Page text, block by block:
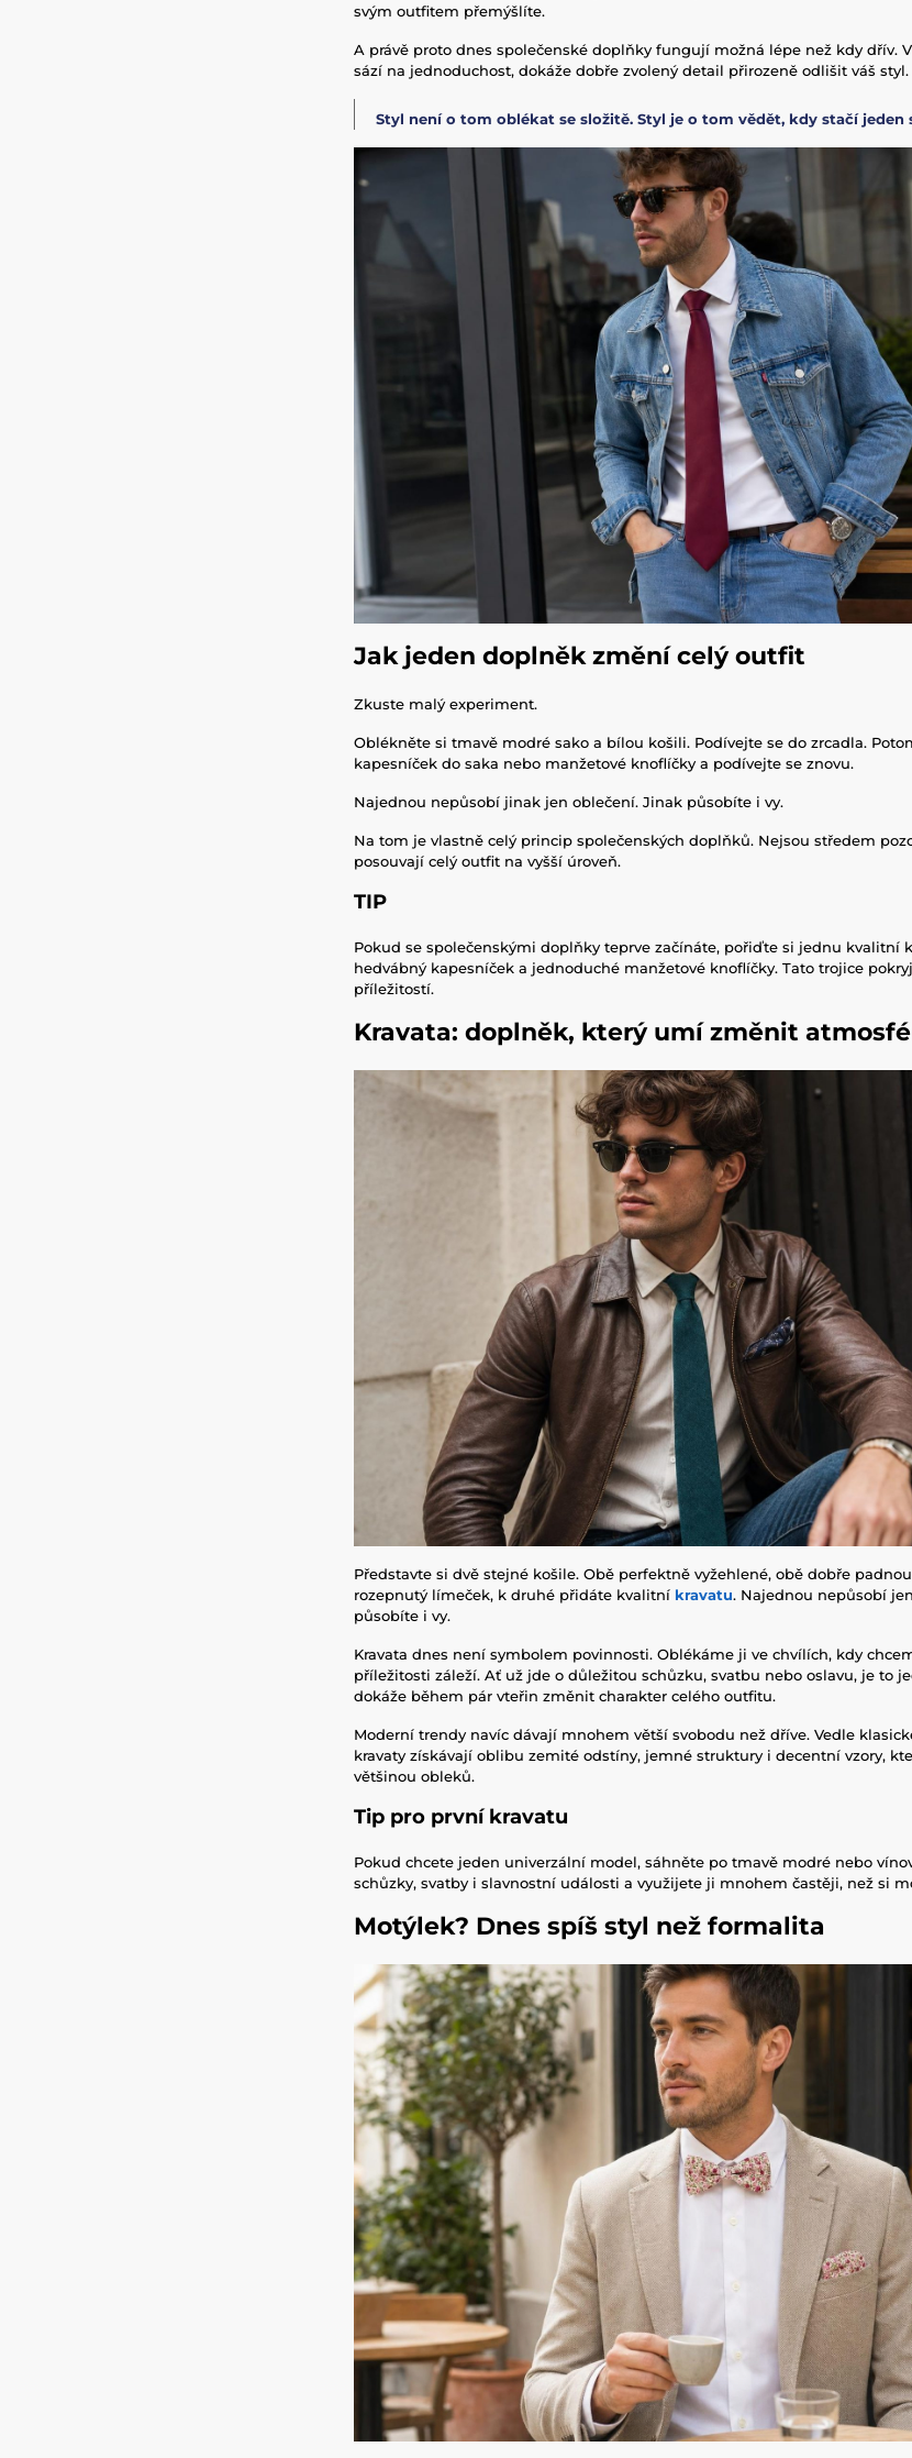
svým outfitem přemýšlíte.
A právě proto dnes společenské doplňky fungují možná lépe než kdy dřív.
sází na jednoduchost, dokáže dobře zvolený detail přirozeně odlišit váš styl.
Styl není o tom oblékat se složitě. Styl je o tom vědět, kdy stačí jeden
Jak jeden doplněk změní celý outfit
Zkuste malý experiment.
Oblékněte si tmavě modré sako a bílou košili. Podívejte se do zrcadla.
kapesníček do saka nebo manžetové knoflíčky a podívejte se znovu.
Najednou nepůsobí jinak jen oblečení. Jinak působíte i vy.
Na tom je vlastně celý princip společenských doplňků. Nejsou středem
posouvají celý outfit na vyšší úroveň.
TIP
Pokud se společenskými doplňky teprve začínáte, pořiďte si jednu kvalitní
hedvábný kapesníček a jednoduché manžetové knoflíčky. Tato trojice
příležitostí.
Kravata: doplněk, který umí změnit
Představte si dvě stejné košile. Obě perfektně vyžehlené, obě dobře
rozepnutý límeček, k druhé přidáte kvalitní kravatu. Najednou nepůsobí
působíte i vy.
Kravata dnes není symbolem povinnosti. Oblékáme ji ve chvílích, kdy
příležitosti záleží. Ať už jde o důležitou schůzku, svatbu nebo oslavu, je to
dokáže během pár vteřin změnit charakter celého outfitu.
Moderní trendy navíc dávají mnohem větší svobodu než dříve. Vedle
kravaty získávají oblibu zemité odstíny, jemné struktury i decentní vzory,
většinou obleků.
Tip pro první kravatu
Pokud chcete jeden univerzální model, sáhněte po tmavě modré nebo
schůzky, svatby i slavnostní události a využijete ji mnohem častěji, než si
Motýlek? Dnes spíš styl než formalita